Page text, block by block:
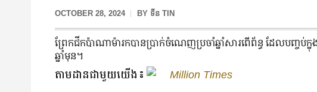
OCTOBER 28, 2024 BY ទីន TIN
ព្រែកជីកប៉ាណាម៉ារកបានប្រាក់ចំណេញប្រចាំឆ្នាំសារពើព័ន្ធ ដែលបញ្ច
ឆ្នាំមុន។
តាមដានជាមួយយើង៖ Million Times